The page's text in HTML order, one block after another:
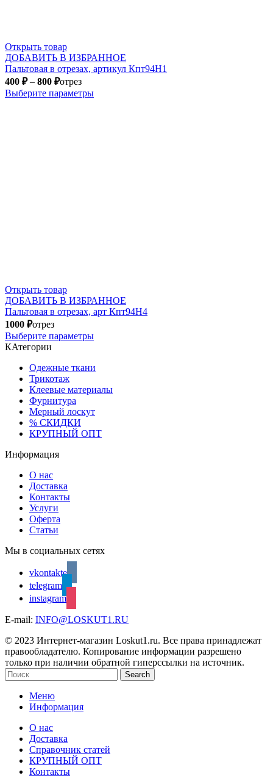
Открыть товар
ДОБАВИТЬ В ИЗБРАННОЕ
Пальтовая в отрезах, артикул Кпт94Н1
400 ₽– 800 ₽отрез
Выберите параметры
Открыть товар
ДОБАВИТЬ В ИЗБРАННОЕ
Пальтовая в отрезах, арт Кпт94Н4
1000 ₽отрез
Выберите параметры
КАтегории
Одежные ткани
Трикотаж
Клеевые материалы
Фурнитура
Мерный лоскут
% СКИДКИ
КРУПНЫЙ ОПТ
Информация
О нас
Доставка
Контакты
Услуги
Оферта
Статьи
Мы в социальных сетях
vkontakte
telegram
instagram
E-mail: INFO@LOSKUT1.RU
© 2023 Интернет-магазин Loskut1.ru. Все права принадлежат
правообладателю. Копирование информации разрешено
только при наличии обратной гиперссылки на источник.
Search
Меню
Информация
О нас
Доставка
Справочник статей
КРУПНЫЙ ОПТ
Контакты